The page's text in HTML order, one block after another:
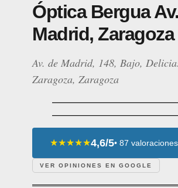
Óptica Bergua Av.
Madrid, Zaragoza
Av. de Madrid, 148, Bajo,
Zaragoza, Zaragoza
★★★★★4,6/5• 87 valoraciones
VER OPINIONES EN GOOGLE